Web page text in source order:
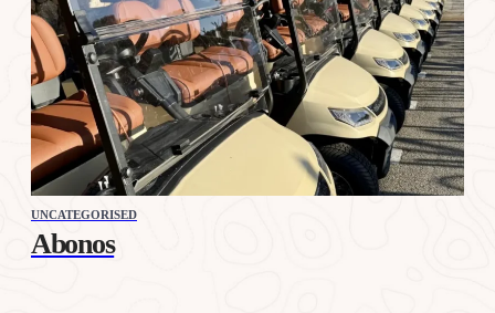
UNCATEGORISED
Abonos